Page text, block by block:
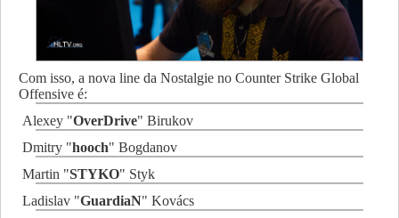
Com isso, a nova line da Nostalgie no Counter Strike Global
Offensive é:
Alexey "OverDrive" Birukov
Dmitry "hooch" Bogdanov
Martin "STYKO" Styk
Ladislav "GuardiaN" Kovács